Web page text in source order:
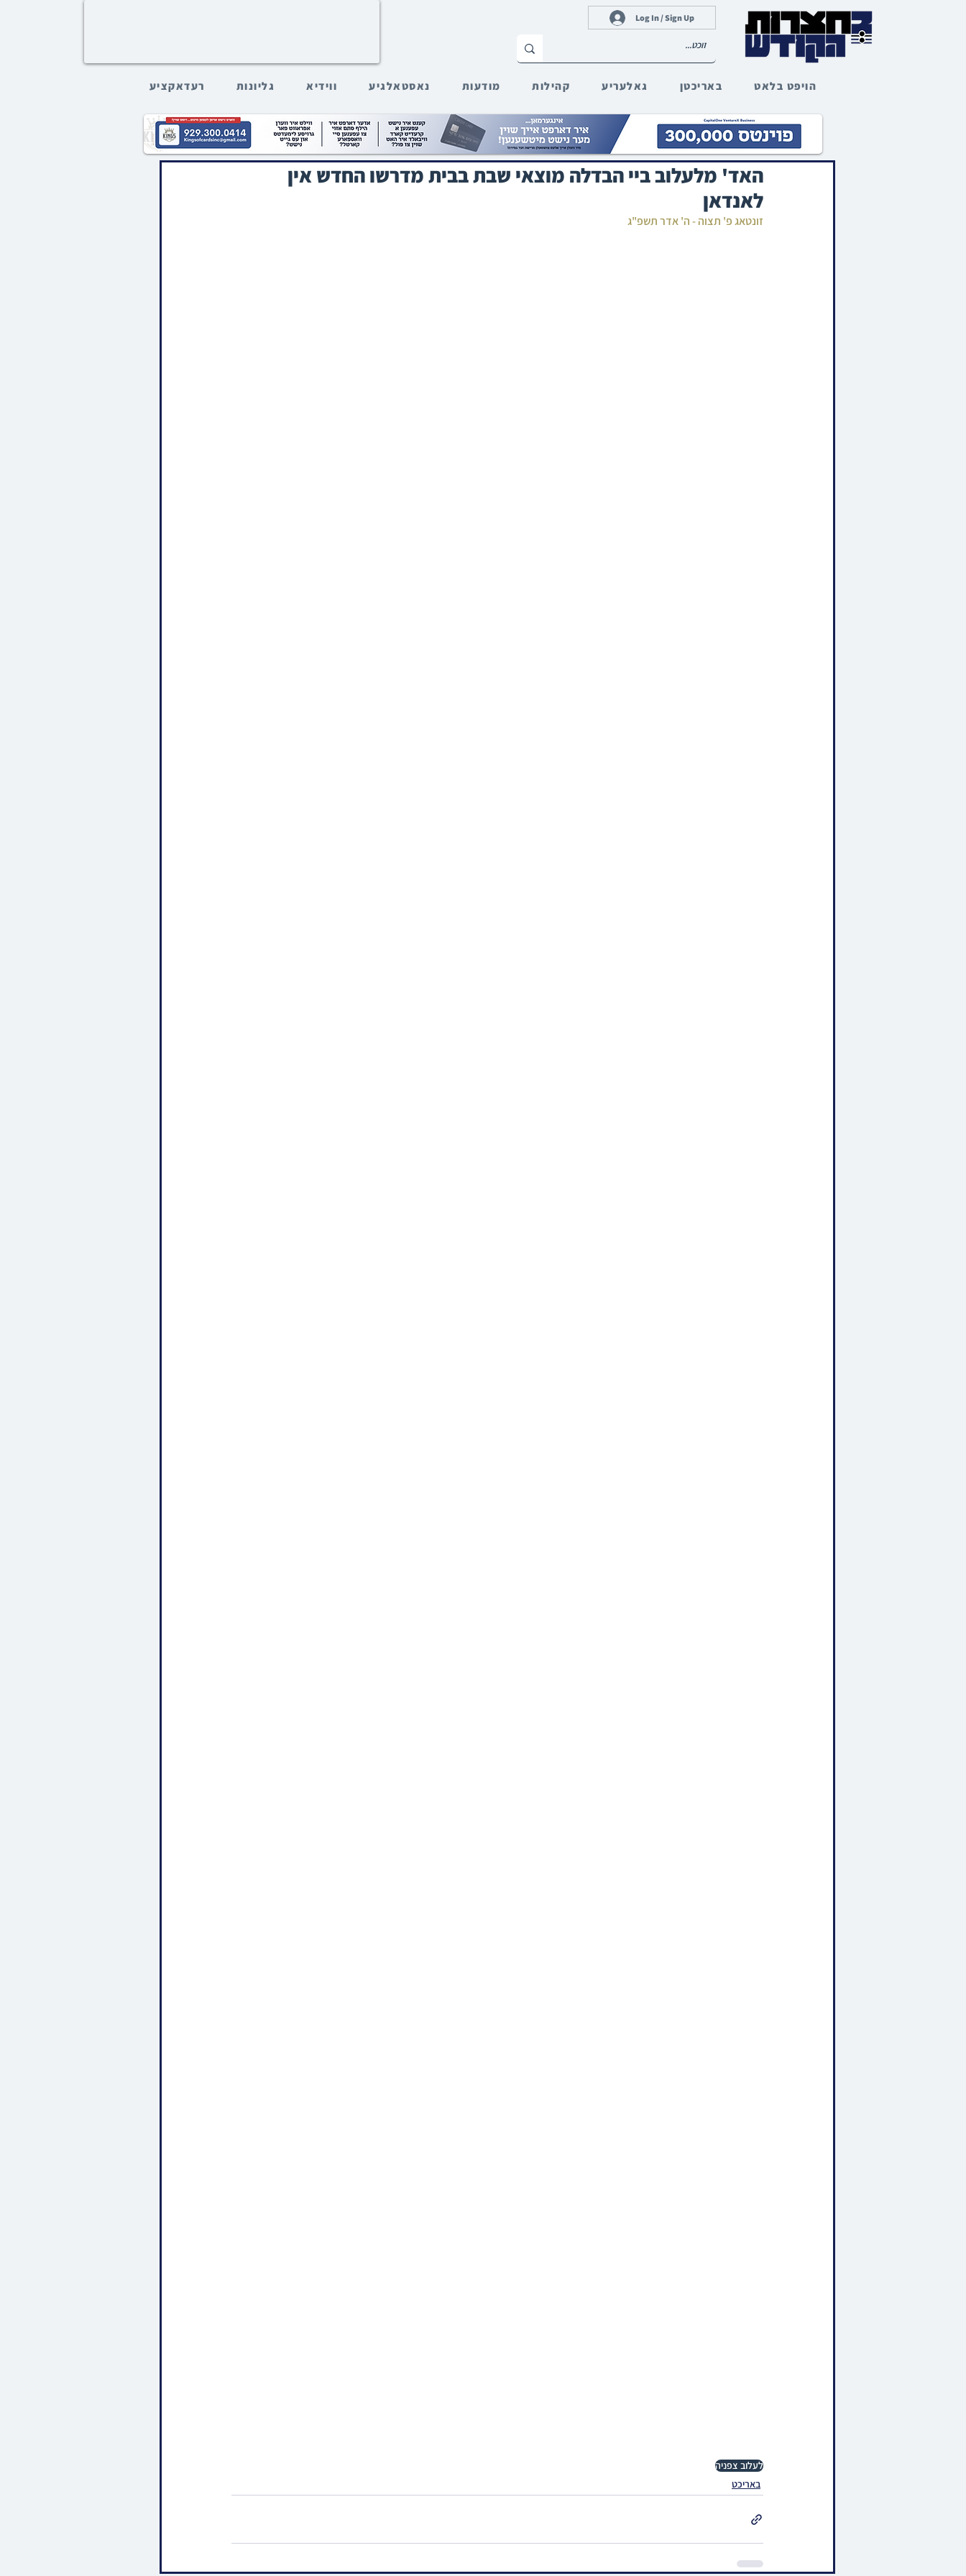
הויפט בלאט באריכטן גאלעריע קהילות מודעות נאסטאלגיע ווידיא גליונות רעדאקציע
Log In / Sign Up
האד' מלעלוב ביי הבדלה מוצאי שבת בבית מדרשו החדש אין
לאנדאן
זונטאג פ' תצוה - ה' אדר תשפ"ג
לעלוב צפניה
באריכט